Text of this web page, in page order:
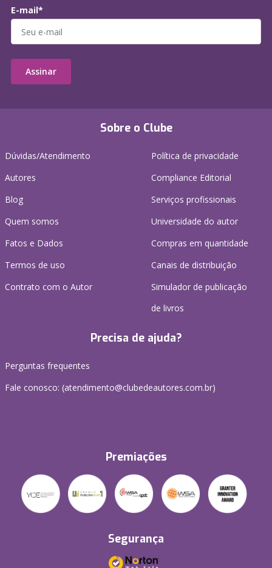
Sobre o Clube
Dúvidas/Atendimento
Autores
Blog
Quem somos
Fatos e Dados
Termos de uso
Contrato com o Autor
Política de privacidade
Compliance Editorial
Serviços profissionais
Universidade do autor
Compras em quantidade
Canais de distribuição
Simulador de publicação
de livros
Precisa de ajuda?
Perguntas frequentes
Fale conosco: (atendimento@clubedeautores.com.br)
Premiações
Segurança
E-mail*
Assinar